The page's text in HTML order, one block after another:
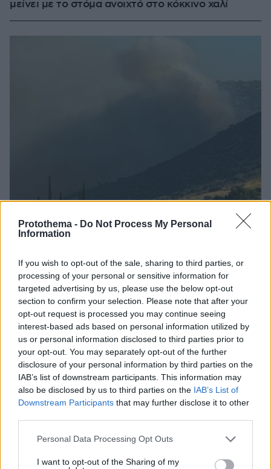
Protothema - Do Not Process My Personal
Information
If you wish to opt-out of the sale, sharing to third parties, or
processing of your personal or sensitive information for
targeted advertising by us, please use the below opt-out
section to confirm your selection. Please note that after your
opt-out request is processed you may continue seeing
interest-based ads based on personal information utilized by
us or personal information disclosed to third parties prior to
your opt-out. You may separately opt-out of the further
disclosure of your personal information by third parties on the
IAB’s list of downstream participants. This information may
also be disclosed by us to third parties on the IAB’s List of
Downstream Participants that may further disclose it to other
Please note that this website/app uses one or more Google
not limited to your visit or usage behaviour. You may click to
Personal Data Processing Opt Outs
I want to opt-out of the Sharing of my
μείνει με το στόμα ανοιχτό στο κόκκινο χαλί
Φωτιά στον Κουβαρά Αττικής: Μήνυμα από το 112
για εκκένωση του Αγίου Στυλιανού, ενισχύθηκαν
οι πυροσβεστικές δυνάμεις
πριν 44 λεπτά
Χάος στη Μέση Ανατολή 5 μήνες από
την έναρξη του πολέμου: Το
στριμωγμένο Ιράν ανεβάζει τον...
λογαριασμό, οι ΗΠΑ χάνουν τον
έλεγχο της επόμενης ημέρας
10.08.2026, 07:24 5